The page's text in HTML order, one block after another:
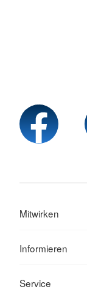
Mitwirken
Informieren
Service